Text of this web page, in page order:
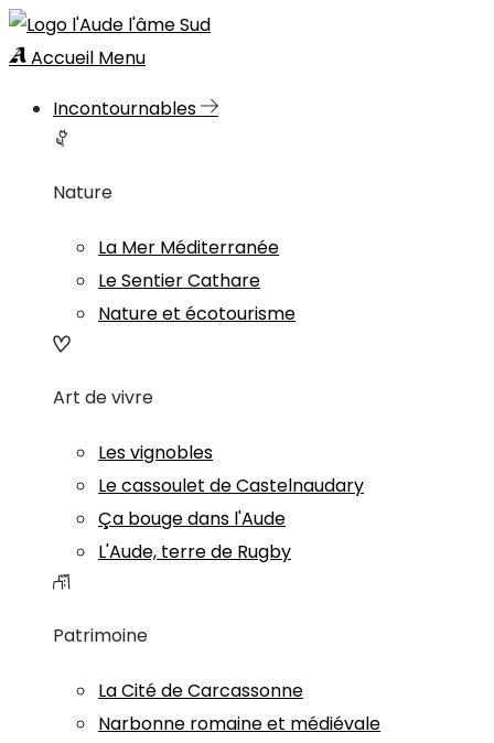
Accueil Menu
Incontournables
Nature
La Mer Méditerranée
Le Sentier Cathare
Nature et écotourisme
Art de vivre
Les vignobles
Le cassoulet de Castelnaudary
Ça bouge dans l'Aude
L'Aude, terre de Rugby
Patrimoine
La Cité de Carcassonne
Narbonne romaine et médiévale